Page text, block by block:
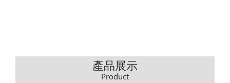
產品展示
Product